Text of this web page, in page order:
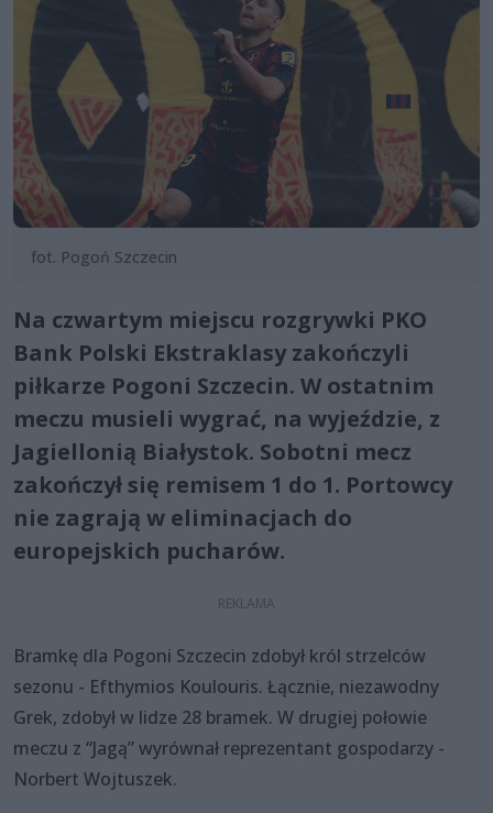
fot. Pogoń Szczecin
Na czwartym miejscu rozgrywki PKO
Bank Polski Ekstraklasy zakończyli
piłkarze Pogoni Szczecin. W ostatnim
meczu musieli wygrać, na wyjeździe, z
Jagiellonią Białystok. Sobotni mecz
zakończył się remisem 1 do 1. Portowcy
nie zagrają w eliminacjach do
europejskich pucharów.
Bramkę dla Pogoni Szczecin zdobył król strzelców
sezonu - Efthymios Koulouris. Łącznie, niezawodny
Grek, zdobył w lidze 28 bramek. W drugiej połowie
meczu z “Jagą” wyrównał reprezentant gospodarzy -
Norbert Wojtuszek.